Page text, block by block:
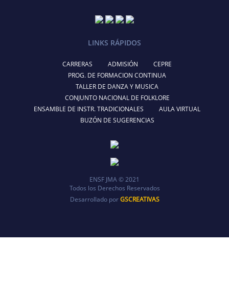
LINKS RÁPIDOS
CARRERAS ADMISIÓN
CEPRE
PROG. DE FORMACION CONTINUA
TALLER DE DANZA Y MUSICA
CONJUNTO NACIONAL DE FOLKLORE
ENSAMBLE DE INSTR. TRADICIONALES
AULA VIRTUAL
BUZÓN DE SUGERENCIAS
ENSF JMA © 2021
Todos los Derechos Reservados
Desarrollado porGSCREATIVAS